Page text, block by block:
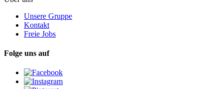
Unsere Gruppe
Kontakt
Freie Jobs
Folge uns auf